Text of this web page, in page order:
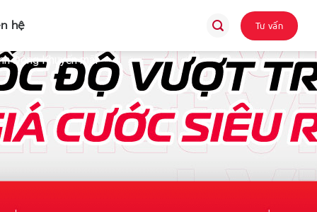
hệ Tư vấn
Đông Khuyến mãi